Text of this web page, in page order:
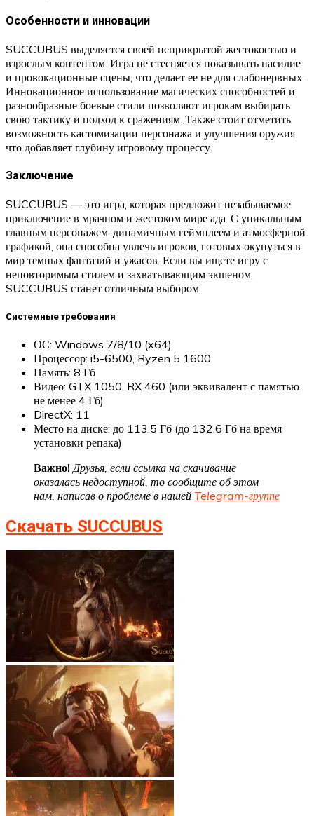
Особенности и инновации
SUCCUBUS выделяется своей неприкрытой жестокостью и
взрослым контентом. Игра не стесняется показывать насилие
и провокационные сцены, что делает ее не для слабонервных.
Инновационное использование магических способностей и
разнообразные боевые стили позволяют игрокам выбирать
свою тактику и подход к сражениям. Также стоит отметить
возможность кастомизации персонажа и улучшения оружия,
что добавляет глубину игровому процессу.
Заключение
SUCCUBUS — это игра, которая предложит незабываемое
приключение в мрачном и жестоком мире ада. С уникальным
главным персонажем, динамичным геймплеем и атмосферной
графикой, она способна увлечь игроков, готовых окунуться в
мир темных фантазий и ужасов. Если вы ищете игру с
неповторимым стилем и захватывающим экшеном,
SUCCUBUS станет отличным выбором.
Системные требования
ОС: Windows 7/8/10 (x64)
Процессор: i5-6500, Ryzen 5 1600
Память: 8 Гб
Видео: GTX 1050, RX 460 (или эквивалент с памятью
не менее 4 Гб)
DirectX: 11
Место на диске: до 113.5 Гб (до 132.6 Гб на время
установки репака)
Важно! Друзья, если ссылка на скачивание
оказалась недоступной, то сообщите об этом
нам, написав о проблеме в нашей Telegram-группе
Скачать SUCCUBUS